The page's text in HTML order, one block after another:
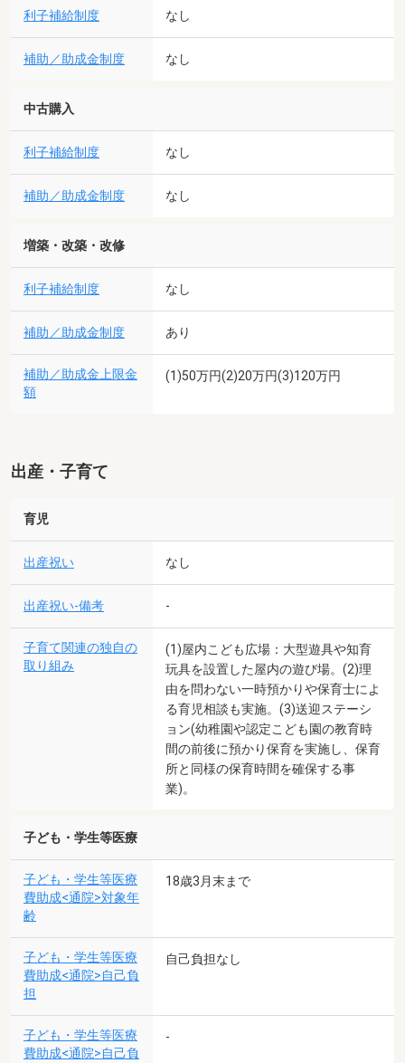
利子補給制度 なし
補助／助成金制度 なし
中古購入
利子補給制度 なし
補助／助成金制度 なし
増築・改築・改修
利子補給制度 なし
補助／助成金制度 あり
補助／助成金上限金
額
(1)50万円(2)20万円(3)120万円
出産・子育て
育児
出産祝い なし
出産祝い-備考 -
子育て関連の独自の
取り組み
(1)屋内こども広場：大型遊具や知育
玩具を設置した屋内の遊び場。(2)理
由を問わない一時預かりや保育士によ
る育児相談も実施。(3)送迎ステーシ
ョン(幼稚園や認定こども園の教育時
間の前後に預かり保育を実施し、保育
所と同様の保育時間を確保する事
業)。
子ども・学生等医療
子ども・学生等医療
費助成<通院>対象年
齢
18歳3月末まで
子ども・学生等医療
費助成<通院>自己負
担
自己負担なし
子ども・学生等医療
費助成<通院>自己負
-